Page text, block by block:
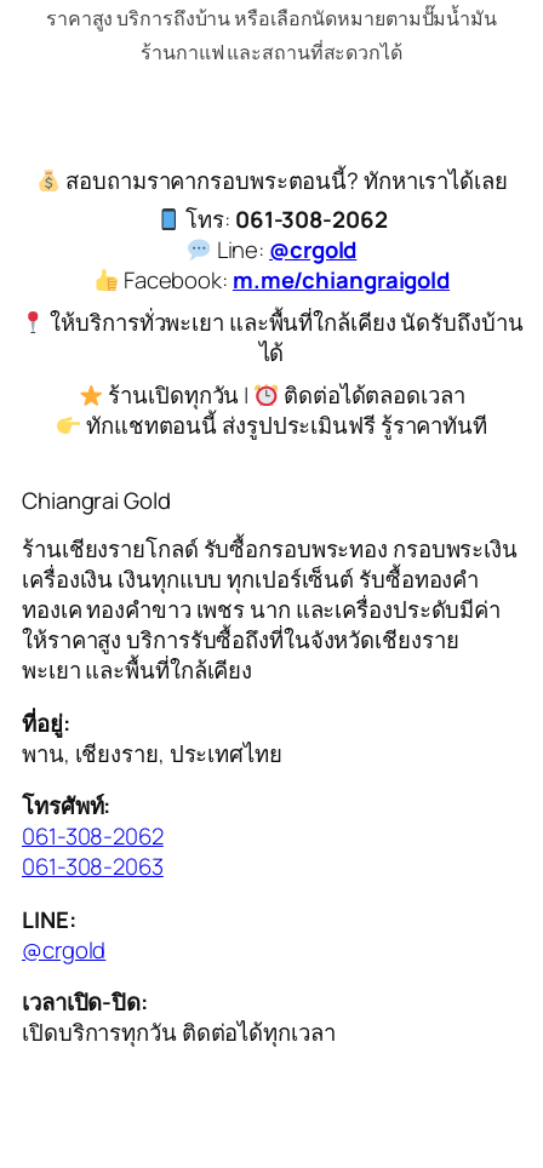
ราคาสูง บริการถึงบ้าน หรือเลือกนัดหมายตามปั๊มน้ำมัน
ร้านกาแฟ และสถานที่สะดวกได้
สอบถามราคากรอบพระตอนนี้? ทักหาเราได้เลย
โทร: 061-308-2062
Line: @crgold
Facebook: m.me/chiangraigold
ให้บริการทั่วพะเยา และพื้นที่ใกล้เคียง นัดรับถึงบ้าน
ได้
ร้านเปิดทุกวัน |
ติดต่อได้ตลอดเวลา
ทักแชทตอนนี้ ส่งรูปประเมินฟรี รู้ราคาทันที
Chiangrai Gold
ร้านเชียงรายโกลด์ รับซื้อกรอบพระทอง กรอบพระเงิน
เครื่องเงิน เงินทุกแบบ ทุกเปอร์เซ็นต์ รับซื้อทองคำ
ทองเค ทองคำขาว เพชร นาก และเครื่องประดับมีค่า
ให้ราคาสูง บริการรับซื้อถึงที่ในจังหวัดเชียงราย
พะเยา และพื้นที่ใกล้เคียง
ที่อยู่:
พาน, เชียงราย, ประเทศไทย
โทรศัพท์:
061-308-2062
061-308-2063
LINE:
@crgold
เวลาเปิด-ปิด:
เปิดบริการทุกวัน ติดต่อได้ทุกเวลา